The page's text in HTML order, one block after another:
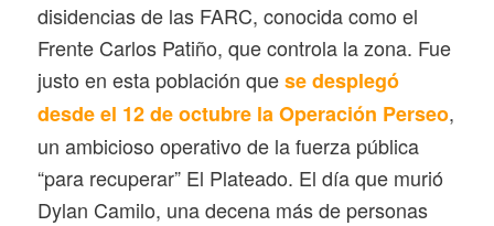
disidencias de las FARC, conocida como el
Frente Carlos Patiño, que controla la zona. Fue
justo en esta población quese desplegó
desde el 12 de octubre la Operación Perseo,
un ambicioso operativo de la fuerza pública
“para recuperar” El Plateado. El día que murió
Dylan Camilo, una decena más de personas